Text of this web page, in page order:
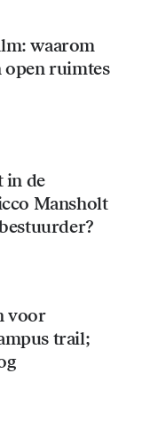
waarom
open ruimtes
in de
Mansholt
voor
trail;